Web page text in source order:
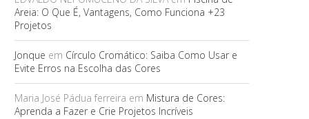
Areia: O Que É, Vantagens, Como Funciona +23
Projetos
Jonque em Círculo Cromático: Saiba Como Usar e
Evite Erros na Escolha das Cores
Maria José Pádua ferreira em Mistura de Cores:
Aprenda a Fazer e Crie Projetos Incríveis